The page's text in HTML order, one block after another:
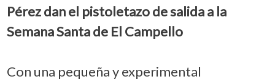
Pérez dan el pistoletazo de salida a la
Semana Santa de El Campello
Con una pequeña y experimental